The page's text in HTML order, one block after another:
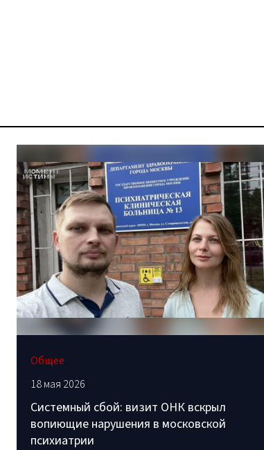
Общее
18 мая 2026
Системный сбой: визит ОНК вскрыл
вопиющие нарушения в московской
психиатрии